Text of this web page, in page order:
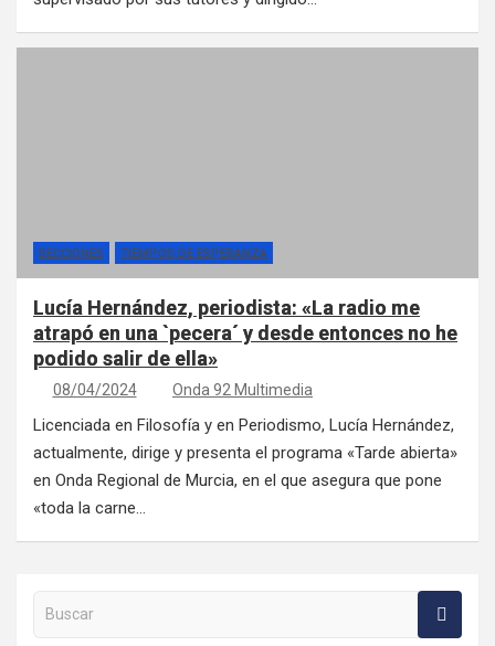
SECCIONES TIEMPOS DE ESPERANZA
Lucía Hernández, periodista: «La radio me
atrapó en una `pecera´ y desde entonces no he
podido salir de ella»
08/04/2024 Onda 92 Multimedia
Licenciada en Filosofía y en Periodismo, Lucía Hernández,
actualmente, dirige y presenta el programa «Tarde abierta»
en Onda Regional de Murcia, en el que asegura que pone
«toda la carne…
Buscar en la web